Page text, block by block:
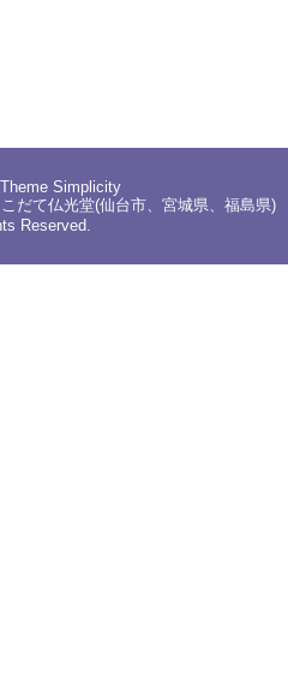
Simplicity
だて仏光堂(仙台市、宮城県、福島県)
Reserved.